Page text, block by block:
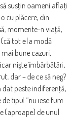
susţin oameni aflaţi
cu plăcere, din
momente-n viaţă,
tot e la modă
bune cazuri,
nişte îmbărbătări,
dar – de ce să neg?
peste indiferenţă,
tipul “nu iese fum
(aproape) de unul